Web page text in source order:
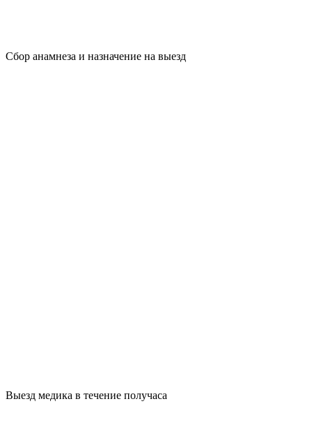
Сбор анамнеза и назначение на выезд
Выезд медика в течение получаса